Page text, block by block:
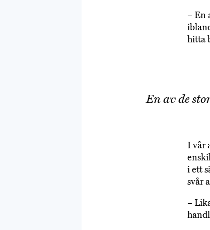
– En
hitta
En av de
I vår
i ett
svår
–